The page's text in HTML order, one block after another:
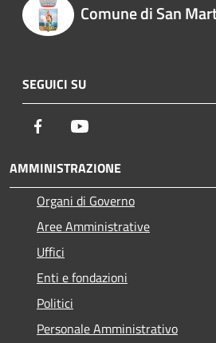
Comune di San
SEGUICI SU
Facebook
AMMINISTRAZIONE
Organi di Governo
Aree Amministrative
Uffici
Enti e fondazioni
Politici
Personale Amministrativo